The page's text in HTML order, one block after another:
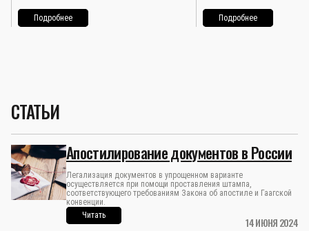
Подробнее Подробнее
СТАТЬИ
14 ИЮНЯ 2024
Апостилирование документов в России
Легализация документов в упрощенном варианте
осуществляется при помощи проставления штампа,
соответствующего требованиям Закона об апостиле и Гаагской
конвенции.
Читать